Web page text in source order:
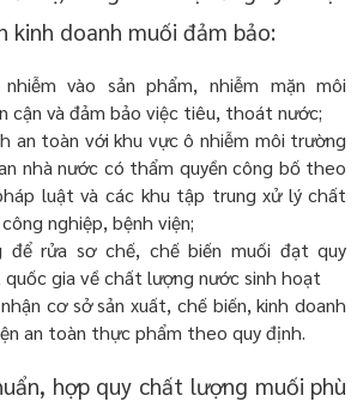
kinh doanh muối đảm bảo:
vào sản phẩm, nhiễm mặn môi
cận và đảm bảo việc tiêu, thoát nước;
an toàn với khu vực ô nhiễm môi trường
nhà nước có thẩm quyền công bố theo
luật và các khu tập trung xử lý chất
nghiệp, bệnh viện;
để rửa sơ chế, chế biến muối đạt quy
gia về chất lượng nước sinh hoạt
cơ sở sản xuất, chế biến, kinh doanh
an toàn thực phẩm theo quy định.
hợp quy chất lượng muối phù